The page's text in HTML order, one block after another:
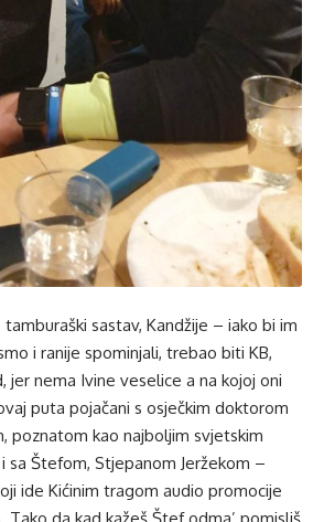
sastav, Kandžije – iako bi im
i ranije spominjali, trebao biti KB,
jer nema Ivine veselice a na kojoj oni
puta pojačani s osječkim doktorom
poznatom kao najboljim svjetskim
sa Štefom, Stjepanom Jeržekom –
ide Kićinim tragom audio promocije